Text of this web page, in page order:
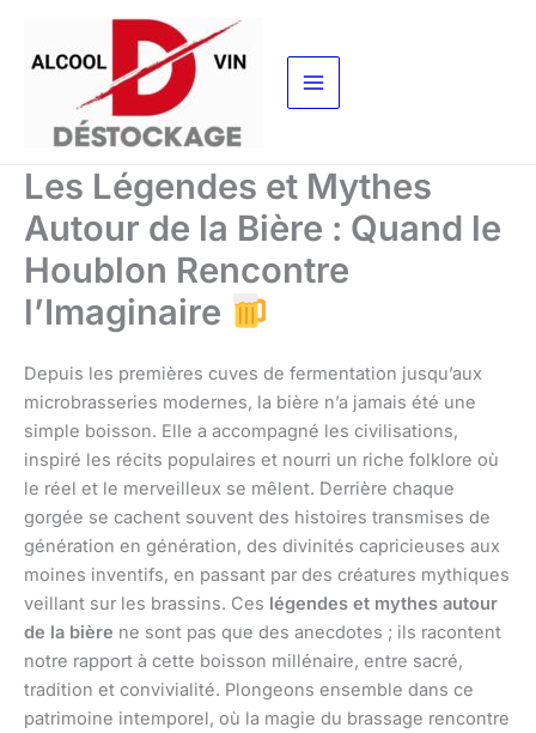
contenu
Les Légendes et Mythes
Autour de la Bière : Quand le
Houblon Rencontre
l’Imaginaire
Depuis les premières cuves de fermentation jusqu’aux
microbrasseries modernes, la bière n’a jamais été une
simple boisson. Elle a accompagné les civilisations,
inspiré les récits populaires et nourri un riche folklore où
le réel et le merveilleux se mêlent. Derrière chaque
gorgée se cachent souvent des histoires transmises de
génération en génération, des divinités capricieuses aux
moines inventifs, en passant par des créatures mythiques
veillant sur les brassins. Ces légendes et mythes autour
de la bière ne sont pas que des anecdotes ; ils racontent
notre rapport à cette boisson millénaire, entre sacré,
tradition et convivialité. Plongeons ensemble dans ce
patrimoine intemporel, où la magie du brassage rencontre